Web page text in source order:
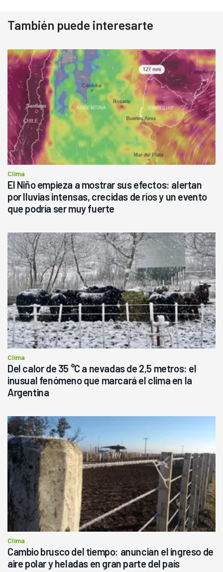
También puede interesarte
Clima
El Niño empieza a mostrar sus efectos: alertan
por lluvias intensas, crecidas de ríos y un evento
que podría ser muy fuerte
Clima
Del calor de 35 °C a nevadas de 2,5 metros: el
inusual fenómeno que marcará el clima en la
Argentina
Clima
Cambio brusco del tiempo: anuncian el ingreso de
aire polar y heladas en gran parte del país